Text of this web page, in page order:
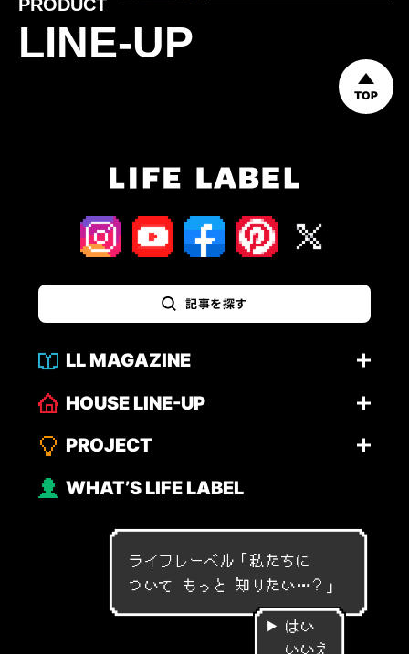
PRODUCT
LINE-UP
TOP
記事を探す
LL MAGAZINE
HOUSE LINE-UP
PROJECT
WHAT’S LIFE LABEL
ライフレーベル「私 たちに
つ いて も っ と 知 り た い…？ 」
はい
いいえ